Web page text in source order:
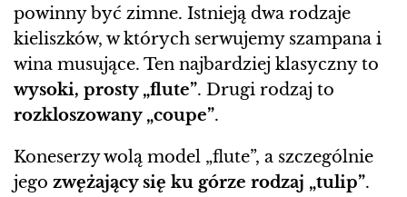
powinny być zimne. Istnieją dwa rodzaje
kieliszków, w których serwujemy szampana i
wina musujące. Ten najbardziej klasyczny to
wysoki, prosty „flute”. Drugi rodzaj to
rozkloszowany „coupe”.
Koneserzy wolą model „flute”, a szczególnie
jego zwężający się ku górze rodzaj „tulip”.